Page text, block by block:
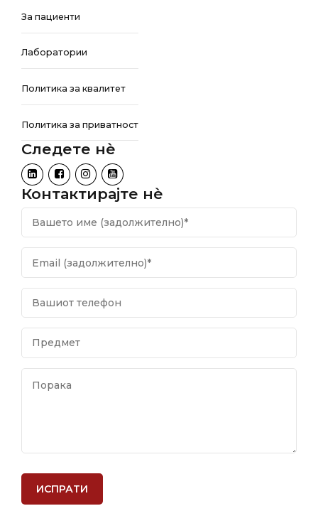
За пациенти
Лаборатории
Политика за квалитет
Политика за приватност
Следете нѐ
Контактирајте нѐ